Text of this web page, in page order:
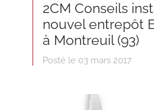
2CM Conseils
nouvel entrepôt
à Montreuil (93)
Posté le 03 mars 2017